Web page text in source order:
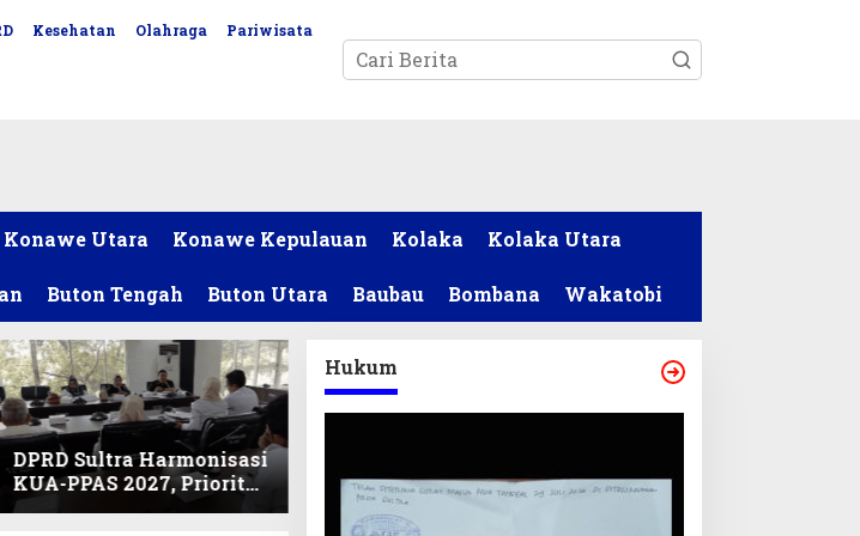
Kesehatan Olahraga Pariwisata
Konawe Utara Konawe Kepulauan Kolaka Kolaka Utara
Buton Tengah Buton Utara Baubau Bombana Wakatobi
DPRD Sultra Harmonisasi
KUA-PPAS 2027, Prioritas
Pendidikan, Kebudayaan,
Hukum